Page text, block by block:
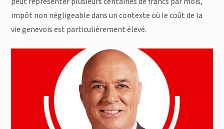
impôt non négligeable dans un contexte où le coût de la
vie genevois est particulièrement élevé.